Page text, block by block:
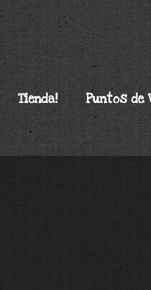
Tienda! Puntos de